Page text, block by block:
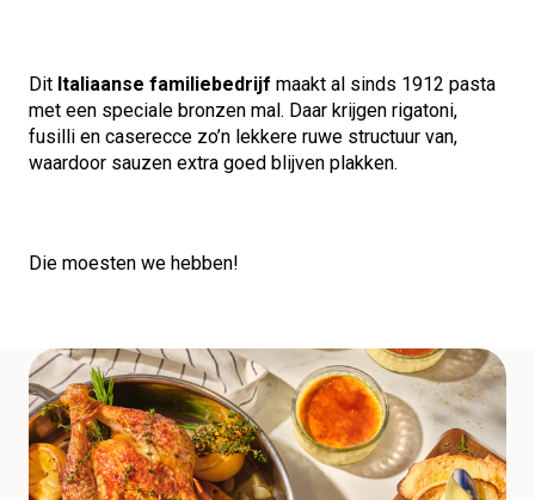
Dit Italiaanse familiebedrijf maakt al sinds 1912 pasta
met een speciale bronzen mal. Daar krijgen rigatoni,
fusilli en caserecce zo’n lekkere ruwe structuur van,
waardoor sauzen extra goed blijven plakken.
Die moesten we hebben!